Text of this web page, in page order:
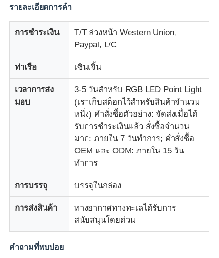
รายละเอียดการค้า
การชำระเงิน
T/T ล่วงหน้า Western Union,
Paypal, L/C
ท่าเรือ เซินเจิ้น
เวลาการส่ง
มอบ
3-5 วันสำหรับ RGB LED Point Light
(เราเก็บสต็อกไว้สำหรับสินค้าจำนวน
หนึ่ง) คำสั่งซื้อตัวอย่าง: จัดส่งเมื่อได้
รับการชำระเงินแล้ว สั่งซื้อจำนวน
มาก: ภายใน 7 วันทำการ; คำสั่งซื้อ
OEM และ ODM: ภายใน 15 วัน
ทำการ
การบรรจุ บรรจุในกล่อง
การส่งสินค้า
ทางอากาศทางทะเลได้รับการ
สนับสนุนโดยด่วน
คำถามที่พบบ่อย